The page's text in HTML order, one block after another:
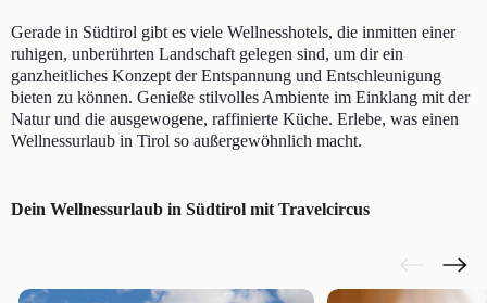
Gerade in Südtirol gibt es viele Wellnesshotels, die inmitten einer
ruhigen, unberührten Landschaft gelegen sind, um dir ein
ganzheitliches Konzept der Entspannung und Entschleunigung
bieten zu können. Genieße stilvolles Ambiente im Einklang mit der
Natur und die ausgewogene, raffinierte Küche. Erlebe, was einen
Wellnessurlaub in Tirol so außergewöhnlich macht.
Dein Wellnessurlaub in Südtirol mit Travelcircus